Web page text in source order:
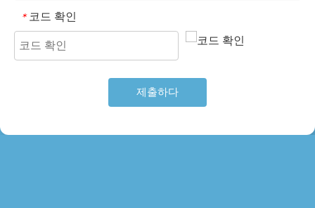
* 코드 확인
제출하다